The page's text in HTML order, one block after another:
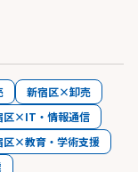
新宿区×卸売
区×IT・情報通信
区×教育・学術支援